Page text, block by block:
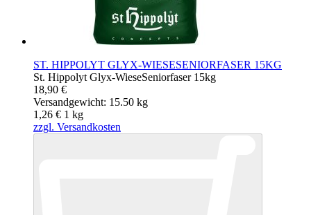
ST. HIPPOLYT GLYX-WIESESENIORFASER 15KG
St. Hippolyt Glyx-WieseSeniorfaser 15kg
18,90 €
Versandgewicht: 15.50 kg
1,26 € 1 kg
zzgl. Versandkosten